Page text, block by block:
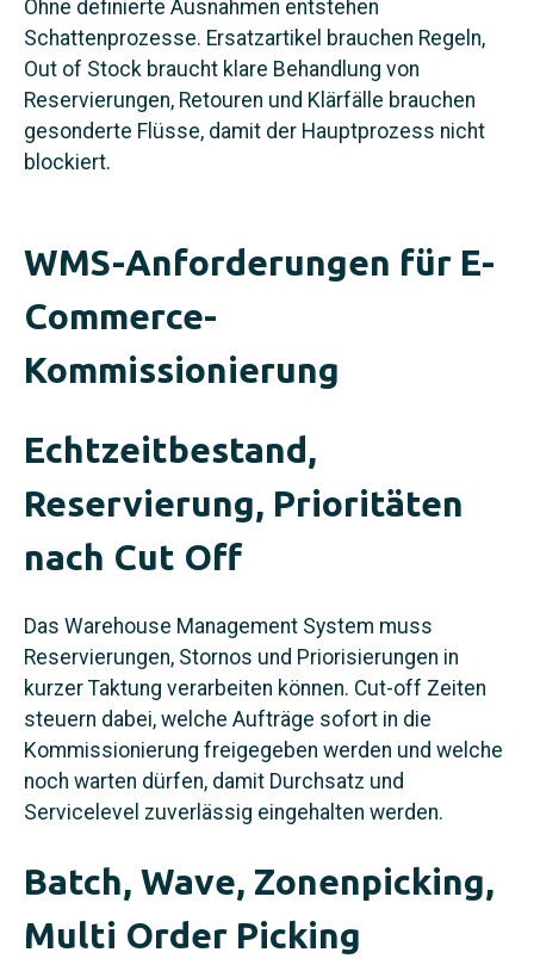
Ohne definierte Ausnahmen entstehen
Schattenprozesse. Ersatzartikel brauchen Regeln,
Out of Stock braucht klare Behandlung von
Reservierungen, Retouren und Klärfälle brauchen
gesonderte Flüsse, damit der Hauptprozess nicht
blockiert.
WMS-Anforderungen für E-
Commerce-
Kommissionierung
Echtzeitbestand,
Reservierung, Prioritäten
nach Cut Off
Das Warehouse Management System muss
Reservierungen, Stornos und Priorisierungen in
kurzer Taktung verarbeiten können. Cut-off Zeiten
steuern dabei, welche Aufträge sofort in die
Kommissionierung freigegeben werden und welche
noch warten dürfen, damit Durchsatz und
Servicelevel zuverlässig eingehalten werden.
Batch, Wave, Zonenpicking,
Multi Order Picking